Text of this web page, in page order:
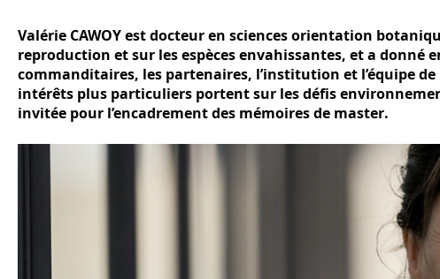
Valérie CAWOY est docteur en sciences orientation
reproduction et sur les espèces envahissantes, et a donné
commanditaires, les partenaires, l’institution et l’équipe
intérêts plus particuliers portent sur les défis
invitée pour l’encadrement des mémoires de master.